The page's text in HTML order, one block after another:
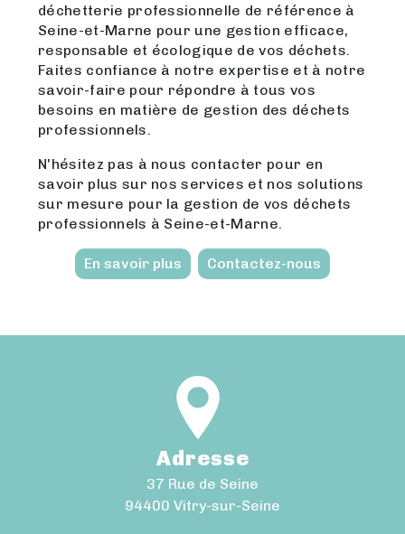
déchetterie professionnelle de référence à
Seine-et-Marne pour une gestion efficace,
responsable et écologique de vos déchets.
Faites confiance à notre expertise et à notre
savoir-faire pour répondre à tous vos
besoins en matière de gestion des déchets
professionnels.
N'hésitez pas à nous contacter pour en
savoir plus sur nos services et nos solutions
sur mesure pour la gestion de vos déchets
professionnels à Seine-et-Marne.
En savoir plus Contactez-nous
Adresse
37 Rue de Seine
94400 Vitry-sur-Seine